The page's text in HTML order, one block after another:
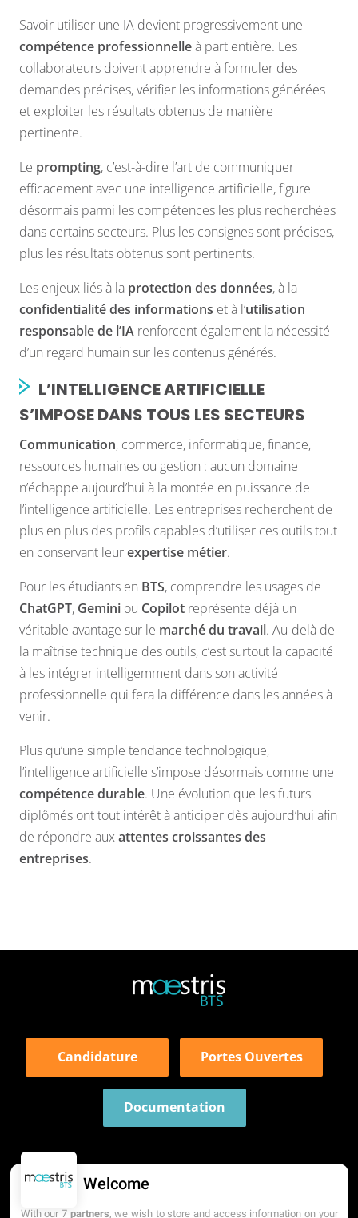
Savoir utiliser une IA devient progressivement une
compétence professionnelleà part entière. Les
collaborateurs doivent apprendre à formuler des
demandes précises, vérifier les informations générées
et exploiter les résultats obtenus de manière
pertinente.
Le prompting, c’est-à-dire l’art de communiquer
efficacement avec une intelligence artificielle, figure
désormais parmi les compétences les plus recherchées
dans certains secteurs. Plus les consignes sont précises,
plus les résultats obtenus sont pertinents.
Les enjeux liés à la protection des données, à la
confidentialité des informations et à l’utilisation
responsable de l’IA renforcent également la nécessité
d’un regard humain sur les contenus générés.
L’INTELLIGENCE ARTIFICIELLE
S’IMPOSE DANS TOUS LES SECTEURS
Communication, commerce, informatique, finance,
ressources humaines ou gestion : aucun domaine
n’échappe aujourd’hui à la montée en puissance de
l’intelligence artificielle. Les entreprises recherchent de
plus en plus des profils capables d’utiliser ces outils tout
en conservant leurexpertise métier.
Pour les étudiants en BTS, comprendre les usages de
ChatGPT, Gemini ou Copilot représente déjà un
véritable avantage sur le marché du travail. Au-delà de
la maîtrise technique des outils, c’est surtout la capacité
à les intégrer intelligemment dans son activité
professionnelle qui fera la différence dans les années à
venir.
Plus qu’une simple tendance technologique,
l’intelligence artificielle s’impose désormais comme une
compétence durable. Une évolution que les futurs
diplômés ont tout intérêt à anticiper dès aujourd’hui afin
de répondre auxattentes croissantes des
entreprises.
Candidature Portes Ouvertes
Documentation
Welcome
With our 7 partners, we wish to store and access information on your